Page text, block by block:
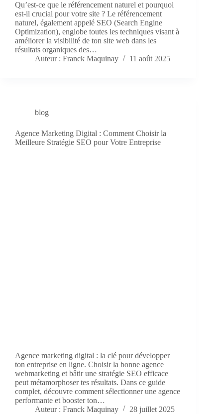
Qu’est-ce que le référencement naturel et pourquoi
est-il crucial pour votre site ? Le référencement
naturel, également appelé SEO (Search Engine
Optimization), englobe toutes les techniques visant à
améliorer la visibilité de ton site web dans les
résultats organiques des…
Auteur : Franck Maquinay
11 août 2025
blog
Agence Marketing Digital : Comment Choisir la
Meilleure Stratégie SEO pour Votre Entreprise
Agence marketing digital : la clé pour développer
ton entreprise en ligne. Choisir la bonne agence
webmarketing et bâtir une stratégie SEO efficace
peut métamorphoser tes résultats. Dans ce guide
complet, découvre comment sélectionner une agence
performante et booster ton…
Auteur : Franck Maquinay
28 juillet 2025